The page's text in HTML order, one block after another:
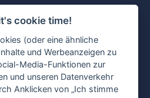
cookie time!
(oder eine ähnliche
und Werbeanzeigen zu
Media-Funktionen zur
und unseren Datenverkehr
Anklicken von „Ich stimme